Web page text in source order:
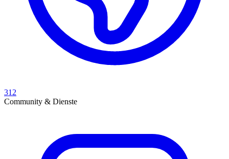
312
Community & Dienste